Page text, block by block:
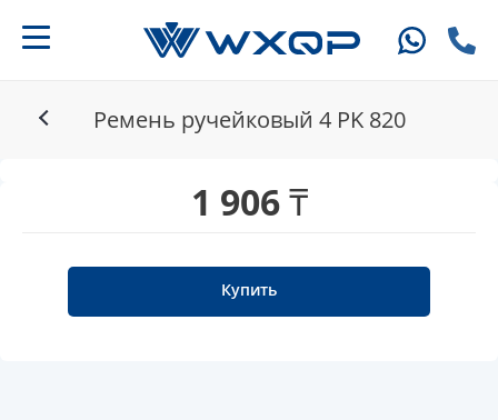
Ремень ручейковый 4 PK 820
1 906 ₸
Купить